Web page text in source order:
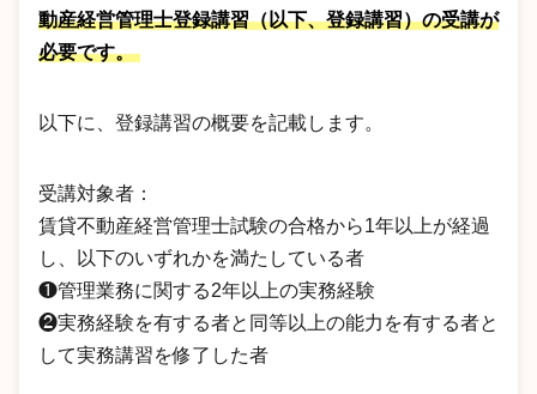
動産経営管理士登録講習（以下、登録講習）の受講が
必要です。
以下に、登録講習の概要を記載します。
受講対象者：
賃貸不動産経営管理士試験の合格から1年以上が経過
し、以下のいずれかを満たしている者
❶管理業務に関する2年以上の実務経験
❷実務経験を有する者と同等以上の能力を有する者と
して実務講習を修了した者